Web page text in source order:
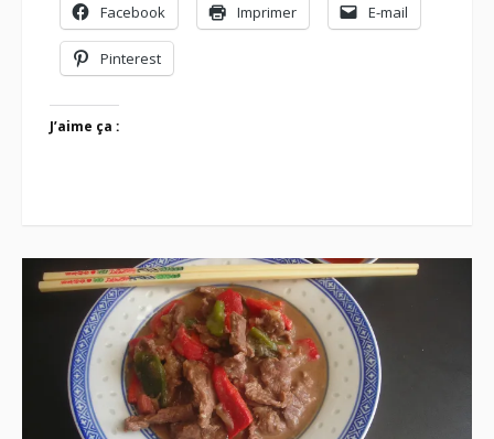
Facebook Imprimer E-mail
Pinterest
J’aime ça :